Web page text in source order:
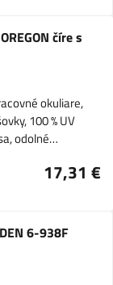
číre s
okuliare,
100 % UV
odolné…
17,31 €
6-938F